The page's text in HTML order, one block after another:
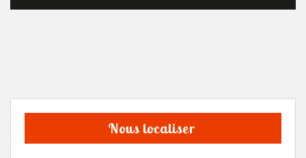
Nous localiser